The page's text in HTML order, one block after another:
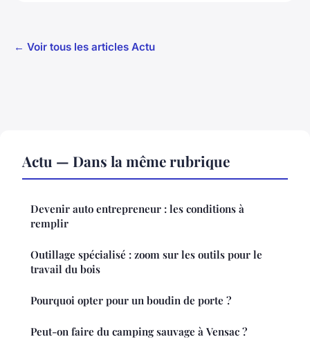
← Voir tous les articles Actu
Actu — Dans la même rubrique
Devenir auto entrepreneur : les conditions à
remplir
Outillage spécialisé : zoom sur les outils pour le
travail du bois
Pourquoi opter pour un boudin de porte ?
Peut-on faire du camping sauvage à Vensac ?